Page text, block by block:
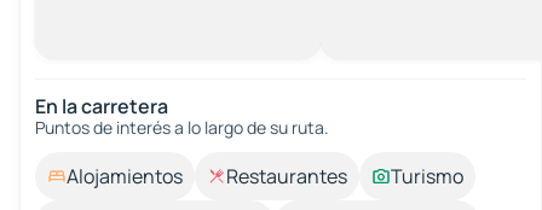
En la carretera
Puntos de interés a lo largo de su ruta.
Alojamientos Restaurantes
Turismo